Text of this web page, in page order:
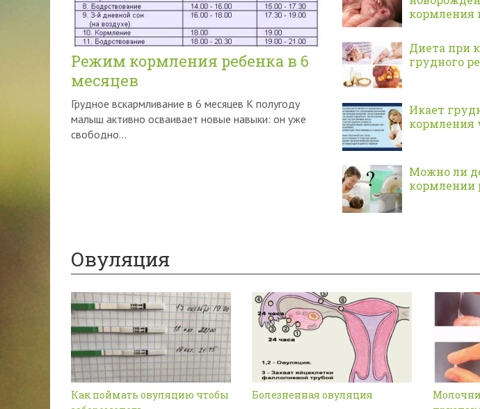
Режим кормления ребенка в 6
месяцев
Грудное вскармливание в 6 месяцев К полугоду
малыш активно осваивает новые навыки: он уже
свободно...
Диета при
грудного
Икает
кормления
Можно ли
кормлении
Овуляция
Как поймать овуляцию чтобы
Болезненная овуляция